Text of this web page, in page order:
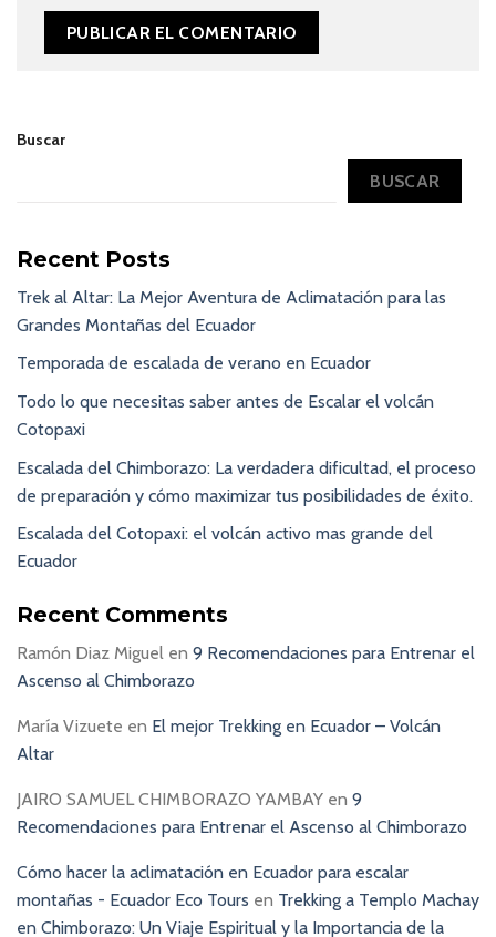
Buscar
BUSCAR
Recent Posts
Trek al Altar: La Mejor Aventura de Aclimatación para las
Grandes Montañas del Ecuador
Temporada de escalada de verano en Ecuador
Todo lo que necesitas saber antes de Escalar el volcán
Cotopaxi
Escalada del Chimborazo: La verdadera dificultad, el proceso
de preparación y cómo maximizar tus posibilidades de éxito.
Escalada del Cotopaxi: el volcán activo mas grande del
Ecuador
Recent Comments
Ramón Diaz Miguel en 9 Recomendaciones para Entrenar el
Ascenso al Chimborazo
María Vizuete en El mejor Trekking en Ecuador – Volcán
Altar
JAIRO SAMUEL CHIMBORAZO YAMBAY en 9
Recomendaciones para Entrenar el Ascenso al Chimborazo
Cómo hacer la aclimatación en Ecuador para escalar
montañas - Ecuador Eco Tours en Trekking a Templo Machay
en Chimborazo: Un Viaje Espiritual y la Importancia de la